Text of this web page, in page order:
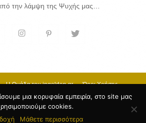
από την λάμψη της Ψυχής μας…
H Ομάδα του ingolden.gr
Όροι Χρήσης
Επικοινωνία
& CREATE BY
by
μια κορυφαία εμπειρία, στο site μας
cookies.
Μάθετε περισσότερα